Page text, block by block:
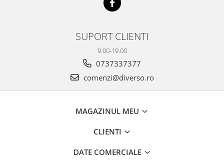
SUPORT CLIENTI
9.00-19.00
0737337377
comenzi@diverso.ro
MAGAZINUL MEU
CLIENTI
DATE COMERCIALE